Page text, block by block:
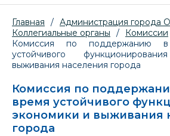
Главная / Администрация города
Коллегиальные органы
/ Комиссии
Комиссия по поддержанию
устойчивого
выживания населения города
Комиссия по
время устойчивого
экономики и выживания
города